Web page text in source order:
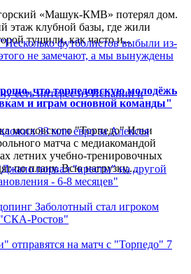
«Машук-КМВ» потерял дом.
этаж клубной базы, где жили
тушили, как часто и...
что торпедовскую молодёжь
и играм основной команды"
московского "Торпедо" Ильи
матча с медиакомандой
летних учебно-тренировочных
по плану. Всю нагрузку,...
футболистов выбыли из-
не замечают, а мы вынуждены
есть интерес из Испании и
33 млн евро за Алексея
порвал "кресты" на другой
- 6-8 месяцев"
Заболотный стал игроком
Ростов"
отправятся на матч с "Торпедо" 7